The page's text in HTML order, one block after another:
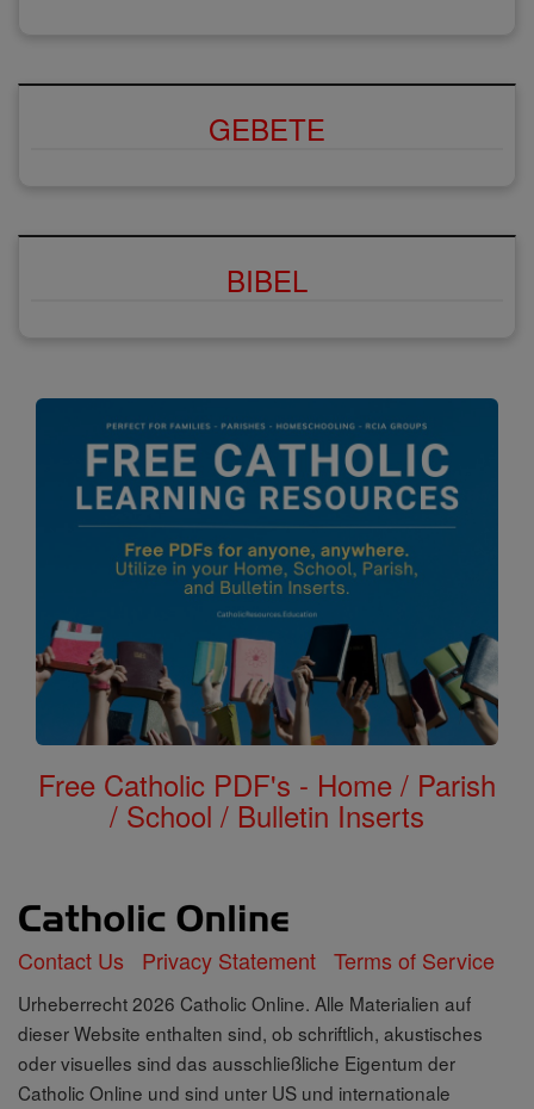
GEBETE
BIBEL
Free Catholic PDF's - Home / Parish
/ School / Bulletin Inserts
Contact Us Privacy Statement Terms of Service
Urheberrecht 2026 Catholic Online. Alle Materialien auf
dieser Website enthalten sind, ob schriftlich, akustisches
oder visuelles sind das ausschließliche Eigentum der
Catholic Online und sind unter US und internationale